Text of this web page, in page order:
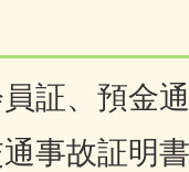
証、預金
事故証明書